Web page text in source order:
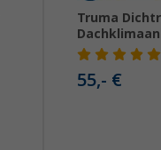
Truma
55,- €